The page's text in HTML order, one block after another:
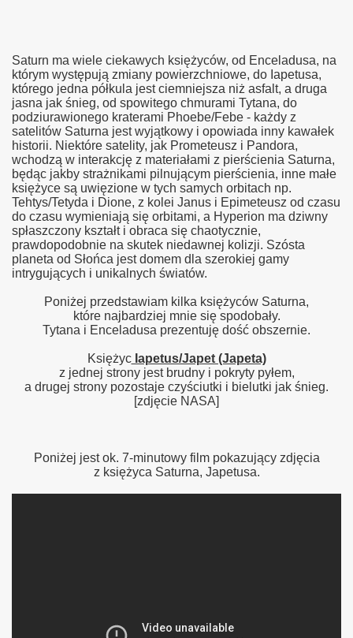
Saturn ma wiele ciekawych księżyców, od Enceladusa, na
którym występują zmiany powierzchniowe, do Iapetusa,
którego jedna półkula jest ciemniejsza niż asfalt, a druga
jasna jak śnieg, od spowitego chmurami Tytana, do
podziurawionego kraterami Phoebe/Febe - każdy z
satelitów Saturna jest wyjątkowy i opowiada inny kawałek
historii. Niektóre satelity, jak Prometeusz i Pandora,
wchodzą w interakcję z materiałami z pierścienia Saturna,
będąc jakby strażnikami pilnującym pierścienia, inne małe
księżyce są uwięzione w tych samych orbitach np.
Tehtys/Tetyda i Dione, z kolei Janus i Epimeteusz od czasu
do czasu wymieniają się orbitami, a Hyperion ma dziwny
spłaszczony kształt i obraca się chaotycznie,
prawdopodobnie na skutek niedawnej kolizji. Szósta
planeta od Słońca jest domem dla szerokiej gamy
intrygujących i unikalnych światów.
Poniżej przedstawiam kilka księżyców Saturna,
które najbardziej mnie się spodobały.
Tytana i Enceladusa prezentuję dość obszernie.
KsiężycIapetus/Japet (Japeta)
z jednej strony jest brudny i pokryty pyłem,
a drugej strony pozostaje czyściutki i bielutki jak śnieg.
[zdjęcie NASA]
Poniżej jest ok. 7-minutowy film pokazujący zdjęcia
z księżyca Saturna, Japetusa.